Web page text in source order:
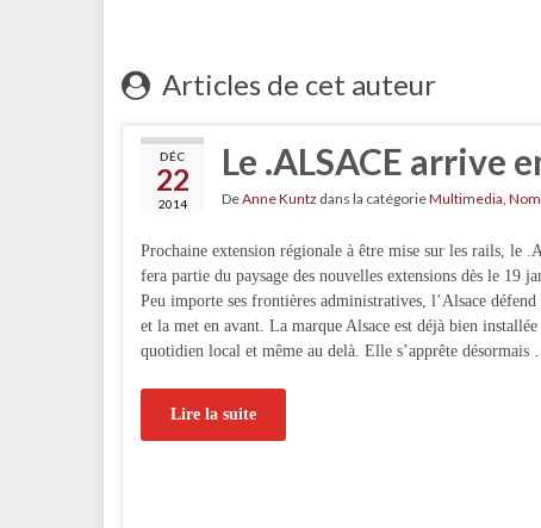
Articles de cet auteur
DÉC
22
2014
Le .ALSACE arrive
DeAnne Kuntz dans la catégorieMultimedia,
Prochaine extension régionale à être mise sur les rails, le
fera partie du paysage des nouvelles extensions dès le 19
Peu importe ses frontières administratives, l’Alsace
et la met en avant. La marque Alsace est déjà bien installée
quotidien local et même au delà. Elle s’apprête désormais
Lire la suite